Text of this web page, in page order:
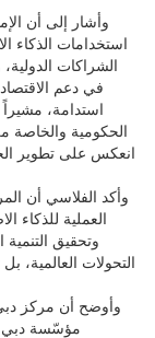
وأشار إلى أن
استخدامات الذكاء
الشراكات
في دعم
استدامة،
الحكومية والخاصة
انعكس على تطوير
وأكد الفلاسي أن
العملية للذكاء
وتحقيق
التحولات
وأوضح أن مركز
مؤسّسة دبي